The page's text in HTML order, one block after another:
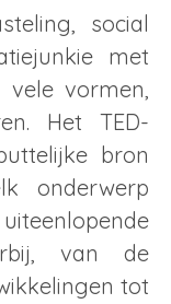
met
vele vormen,
Het TED-
bron
onderwerp
van de
tot